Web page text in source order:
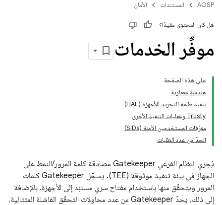
AOSP المستندات الأمان
هل كان المحتوى مفيدًا؟
موفِّر الخدمات
على هذه الصفحة
هندسة معمارية
تنفيذ طبقة التجريد للأجهزة (HAL)
Trusty وعمليات التنفيذ الأخرى
معرّفات المستخدمين الآمنة (SIDs)
الحدّ من عدد الطلبات
يُجري النظام الفرعي Gatekeeper مصادقة كلمة المرور/النمط على
الجهاز في بيئة تنفيذ موثوقة (TEE). يسجّل Gatekeeper كلمات
المرور ويتحقّق منها باستخدام مفتاح سري مستنِد إلى الأجهزة. بالإضافة
إلى ذلك، يحدّ Gatekeeper من عدد محاولات التحقّق الفاشلة المتتالية،